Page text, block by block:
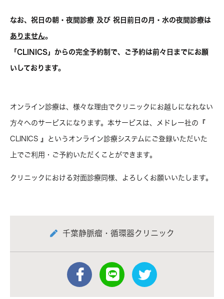
なお、祝日の朝・夜間診療 及び 祝日前日の月・水の夜間診療は
ありません。
「CLINICS」からの完全予約制で、ご予約は前々日までにお願
いしております。
オンライン診療は、様々な理由でクリニックにお越しになれない
方々へのサービスになります。本サービスは、メドレー社の『
CLINICS 』というオンライン診療システムにご登録いただいた
上でご利用・ご予約いただくことができます。
クリニックにおける対面診療同様、よろしくお願いいたします。
千葉静脈瘤・循環器クリニック